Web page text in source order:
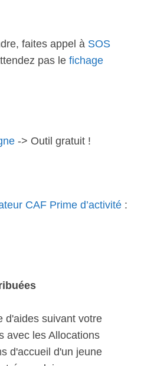
faites appel à SOS
pas le fichage
-> Outil gratuit !
CAF Prime d’activité :
d'aides suivant votre
avec les Allocations
d'accueil d'un jeune